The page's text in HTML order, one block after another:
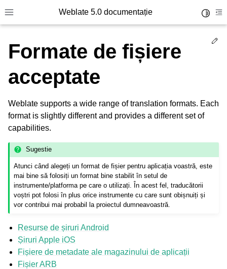
Toggle site navigation sidebar
Weblate 5.0 documentație
Formate de fișiere
acceptate
Weblate supports a wide range of translation formats. Each
format is slightly different and provides a different set of
capabilities.
Sugestie
Atunci când alegeți un format de fișier pentru aplicația voastră, este
mai bine să folosiți un format bine stabilit în setul de
instrumente/platforma pe care o utilizați. În acest fel, traducătorii
voștri pot folosi în plus orice instrumente cu care sunt obișnuiți și
vor contribui mai probabil la proiectul dumneavoastră.
Resurse de șiruri Android
Șiruri Apple iOS
Fișiere de metadate ale magazinului de aplicații
Fișier ARB